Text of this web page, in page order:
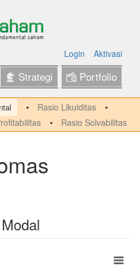
Login Aktivasi
Strategi Portfolio
Rasio Likuiditas
Rasio Solvabilitas